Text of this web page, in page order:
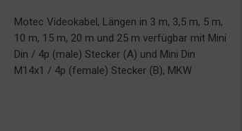
Motec Videokabel, Längen in 3 m, 3,5 m, 5 m,
10 m, 15 m, 20 m und 25 m verfügbar mit Mini
Din / 4p (male) Stecker (A) und Mini Din
M14x1 / 4p (female) Stecker (B), MKW